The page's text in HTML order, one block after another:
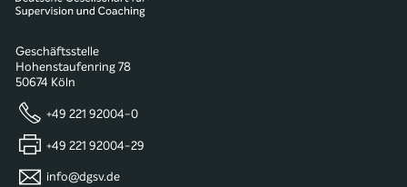
Geschäftsstelle
Hohenstaufenring 78
50674 Köln
+49 221 92004-0
+49 221 92004-29
info@dgsv.de